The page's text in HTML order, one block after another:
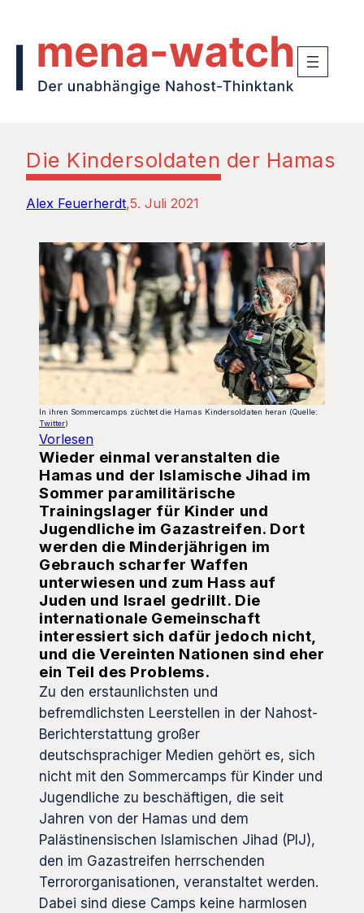
Die Kindersoldaten der Hamas
Alex Feuerherdt 5. Juli 2021
In ihren Sommercamps züchtet die Hamas Kindersoldaten heran (Quelle:
Twitter)
Vorlesen
Wieder einmal veranstalten die
Hamas und der Islamische Jihad im
Sommer paramilitärische
Trainingslager für Kinder und
Jugendliche im Gazastreifen. Dort
werden die Minderjährigen im
Gebrauch scharfer Waffen
unterwiesen und zum Hass auf
Juden und Israel gedrillt. Die
internationale Gemeinschaft
interessiert sich dafür jedoch nicht,
und die Vereinten Nationen sind eher
ein Teil des Problems.
Zu den erstaunlichsten und
befremdlichsten Leerstellen in der Nahost-
Berichterstattung großer
deutschsprachiger Medien gehört es, sich
nicht mit den Sommercamps für Kinder und
Jugendliche zu beschäftigen, die seit
Jahren von der Hamas und dem
Palästinensischen Islamischen Jihad (PIJ),
den im Gazastreifen herrschenden
Terrororganisationen, veranstaltet werden.
Dabei sind diese Camps keine harmlosen